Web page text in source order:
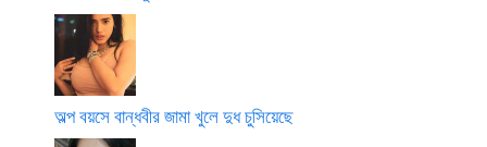
অল্প বয়সে বান্ধবীর জামা খুলে দুধ চুসিয়েছে